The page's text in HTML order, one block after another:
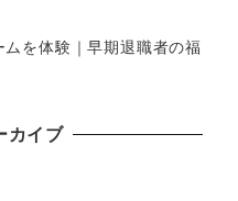
を体験｜早期退職者の福
カイブ